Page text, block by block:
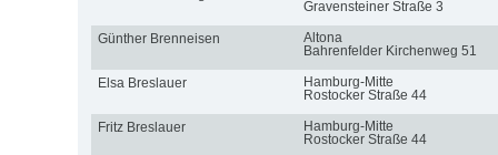
Gravensteiner Straße 3
Günther Brenneisen
Altona
Bahrenfelder Kirchenweg 51
Elsa Breslauer
Hamburg-Mitte
Rostocker Straße 44
Fritz Breslauer
Hamburg-Mitte
Rostocker Straße 44